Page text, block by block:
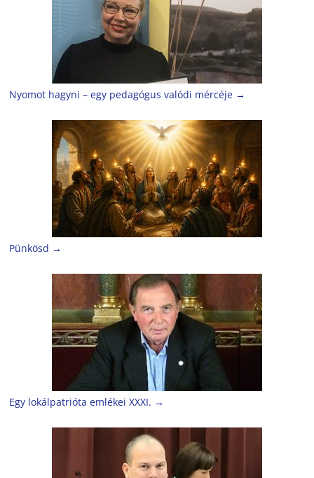
Nyomot hagyni – egy pedagógus valódi mércéje →
Pünkösd →
Egy lokálpatrióta emlékei XXXI. →